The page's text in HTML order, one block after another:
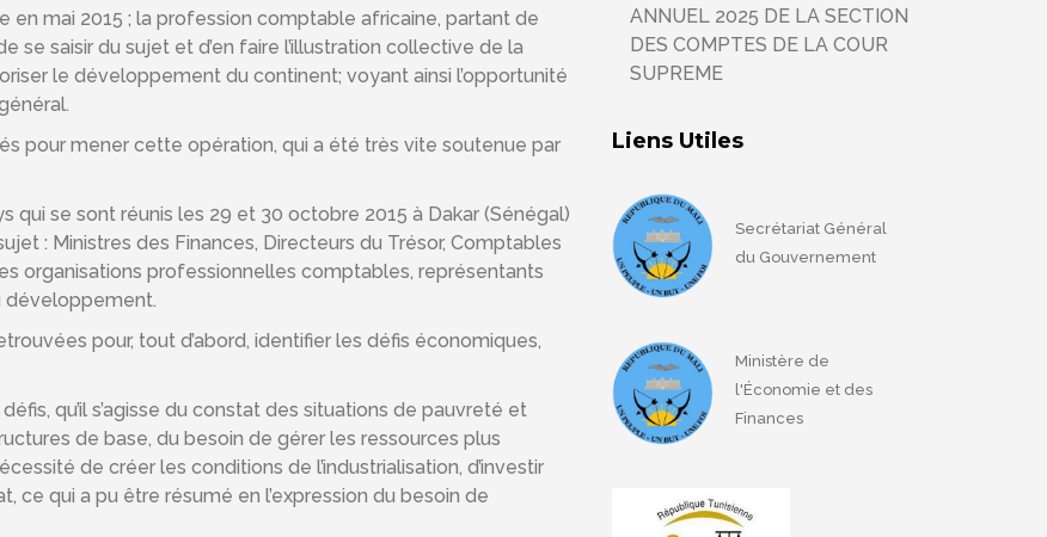
en mai 2015 ; la profession comptable africaine, partant de
se saisir du sujet et d’en faire l’illustration collective de la
le développement du continent; voyant ainsi l’opportunité
pour mener cette opération, qui a été très vite soutenue par
qui se sont réunis les 29 et 30 octobre 2015 à Dakar (Sénégal)
: Ministres des Finances, Directeurs du Trésor, Comptables
organisations professionnelles comptables, représentants
développement.
pour, tout d’abord, identifier les défis économiques,
qu’il s’agisse du constat des situations de pauvreté et
de base, du besoin de gérer les ressources plus
de créer les conditions de l’industrialisation, d’investir
ce qui a pu être résumé en l’expression du besoin de
ANNUEL 2025 DE LA SECTION
DES COMPTES DE LA COUR
SUPREME
Liens Utiles
Secrétariat Général
du Gouvernement
Ministère de
l'Économie et des
Finances